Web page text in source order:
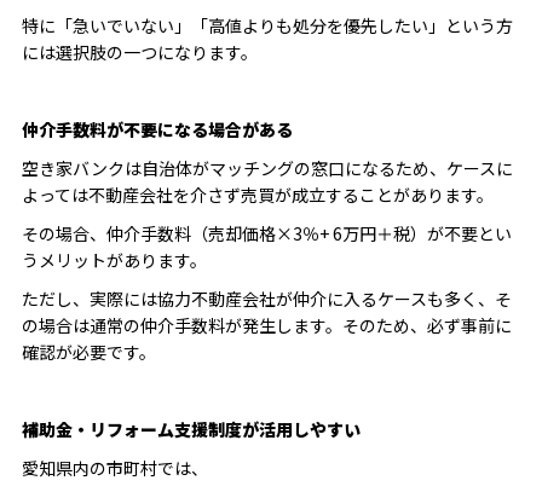
特に「急いでいない」「高値よりも処分を優先したい」という方
には選択肢の一つになります。
仲介手数料が不要になる場合がある
空き家バンクは自治体がマッチングの窓口になるため、ケースに
よっては不動産会社を介さず売買が成立することがあります。
その場合、仲介手数料（売却価格×3％+ 6万円＋税）が不要とい
うメリットがあります。
ただし、実際には協力不動産会社が仲介に入るケースも多く、そ
の場合は通常の仲介手数料が発生します。そのため、必ず事前に
確認が必要です。
補助金・リフォーム支援制度が活用しやすい
愛知県内の市町村では、